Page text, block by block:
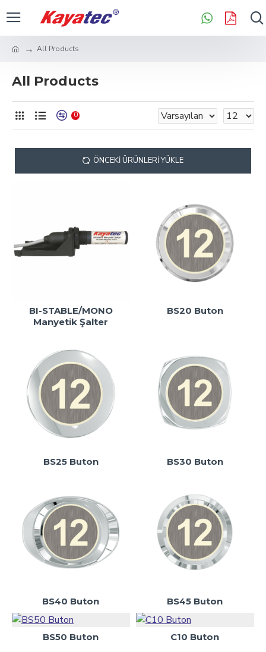
All Products
All Products
0
ÖNCEKI ÜRÜNLERI YÜKLE
BI-STABLE/MONO
Manyetik Şalter
BS20 Buton
BS25 Buton BS30 Buton
BS40 Buton BS45 Buton
BS50 Buton C10 Buton